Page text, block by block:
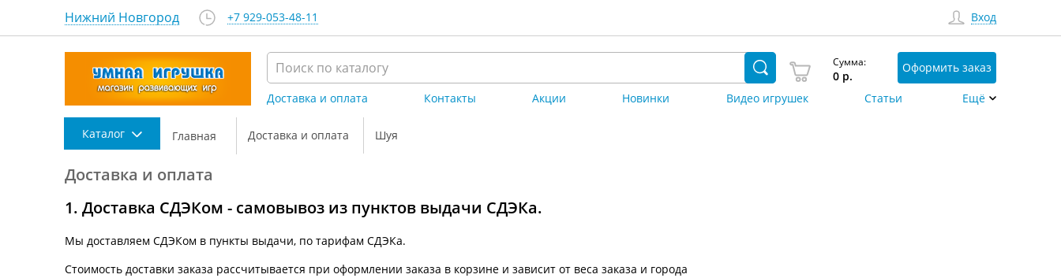
Нижний Новгород +7 929-053-48-11 Вход
Сумма:
0 р.
Оформить заказ
Доставка и оплата Контакты Акции Новинки Видео игрушек Статьи Ещё
Каталог Главная Доставка и оплата Шуя
Доставка и оплата
1. Доставка СДЭКом - самовывоз из пунктов выдачи СДЭКа.
Мы доставляем СДЭКом в пункты выдачи, по тарифам СДЭКа.
Стоимость доставки заказа рассчитывается при оформлении заказа в корзине и зависит от веса заказа и города